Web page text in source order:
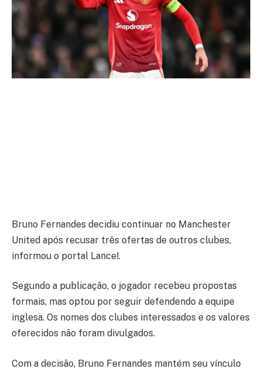
Bruno Fernandes decidiu continuar no Manchester
United após recusar três ofertas de outros clubes,
informou o portal Lance!.
Segundo a publicação, o jogador recebeu propostas
formais, mas optou por seguir defendendo a equipe
inglesa. Os nomes dos clubes interessados e os valores
oferecidos não foram divulgados.
Com a decisão, Bruno Fernandes mantém seu vínculo